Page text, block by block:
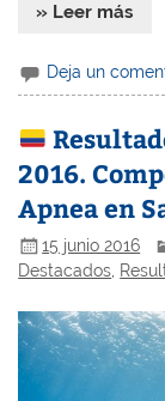
» Leer más
Deja un
2016.
Apnea en
15 junio 2016
Destacados